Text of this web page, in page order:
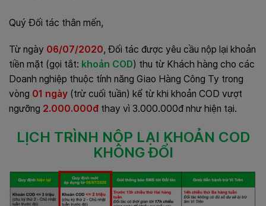
Quý Đối tác thân mến,
Từ ngày 06/07/2020, Đối tác được yêu cầu nộp lại khoản
tiền mặt (gọi tắt: khoản COD) thu từ Khách hàng cho các
Doanh nghiệp thuộc tính năng Giao Hàng Công Ty trong
vòng 01 ngày (trừ cuối tuần) kể từ khi khoản COD vượt
ngưỡng 2.000.000đ thay vì 3.000.000đ như hiện tại.
LỊCH TRÌNH NỘP LẠI KHOẢN COD
KHÔNG ĐỔI